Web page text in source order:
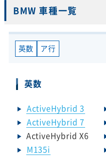
BMW 車種一覧
英数 ア行
英数
ActiveHybrid 3
ActiveHybrid 7
ActiveHybrid X6
M135i